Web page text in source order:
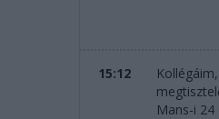
15:12
Mans-i